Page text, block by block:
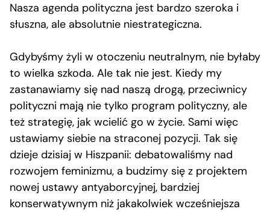
Nasza agenda polityczna jest bardzo szeroka i
słuszna, ale absolutnie niestrategiczna.
Gdybyśmy żyli w otoczeniu neutralnym, nie byłaby
to wielka szkoda. Ale tak nie jest. Kiedy my
zastanawiamy się nad naszą drogą, przeciwnicy
polityczni mają nie tylko program polityczny, ale
też strategię, jak wcielić go w życie. Sami więc
ustawiamy siebie na straconej pozycji. Tak się
dzieje dzisiaj w Hiszpanii: debatowaliśmy nad
rozwojem feminizmu, a budzimy się z projektem
nowej ustawy antyaborcyjnej, bardziej
konserwatywnym niż jakakolwiek wcześniejsza